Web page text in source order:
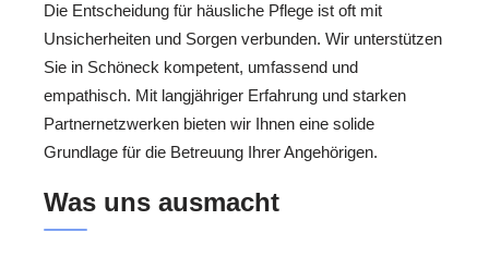
Die Entscheidung für häusliche Pflege ist oft mit
Unsicherheiten und Sorgen verbunden. Wir unterstützen
Sie in Schöneck kompetent, umfassend und
empathisch. Mit langjähriger Erfahrung und starken
Partnernetzwerken bieten wir Ihnen eine solide
Grundlage für die Betreuung Ihrer Angehörigen.
Was uns ausmacht